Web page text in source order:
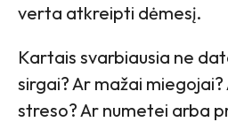
verta atkreipti dėmesį.
Kartais svarbiausia ne
sirgai? Ar mažai
streso? Ar numetei arba